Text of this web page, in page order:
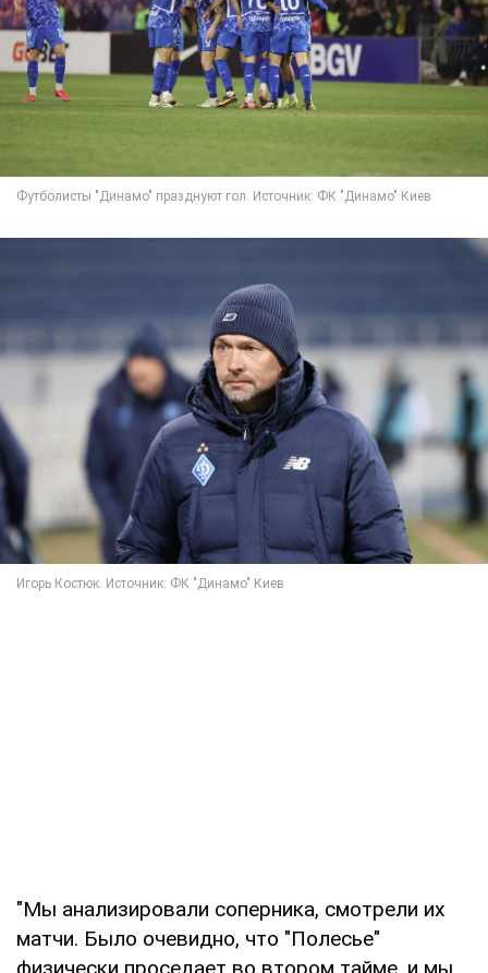
"Мы анализировали соперника, смотрели их
матчи. Было очевидно, что "Полесье"
физически проседает во втором тайме, и мы